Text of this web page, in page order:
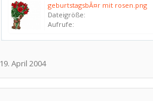
geburtstagsbÃ¤r mit rosen.png
Dateigröße:
Aufrufe:
19. April 2004